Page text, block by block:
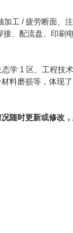
工 / 疲劳断面、
、配流盘、印刷
学 1 区、工程技
料磨损等，体现
随时更新或修改